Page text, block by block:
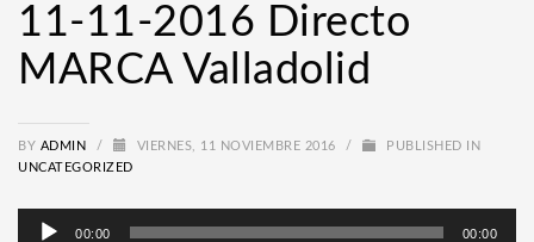
11-11-2016 Directo
MARCA Valladolid
BY ADMIN / VIERNES, 11 NOVIEMBRE 2016 /
PUBLISHED IN
UNCATEGORIZED
Reproductor
00:00 00:00